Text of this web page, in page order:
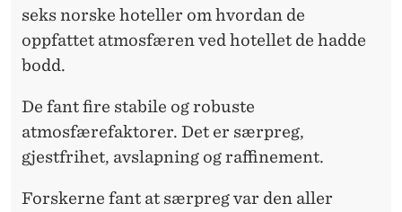
seks norske hoteller om hvordan de
oppfattet atmosfæren ved hotellet de hadde
bodd.
De fant fire stabile og robuste
atmosfærefaktorer. Det er særpreg,
gjestfrihet, avslapning og raffinement.
Forskerne fant at særpreg var den aller